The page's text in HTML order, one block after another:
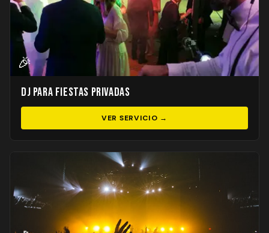
🎉
DJ para Fiestas Privadas
VER SERVICIO →